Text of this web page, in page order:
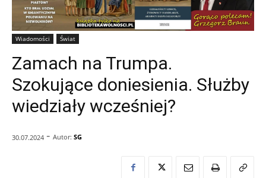
Wiadomości Świat
Zamach na Trumpa.
Szokujące doniesienia. Służby
wiedziały wcześniej?
30.07.2024 - Autor: SG